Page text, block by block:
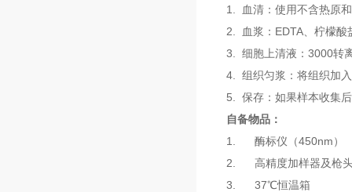
1. 血清：使用不含热原
2. 血浆：EDTA、柠檬酸
3. 细胞上清液：3000转
4. 组织匀浆：将组织加
5. 保存：如果样本收集
自备物品：
1. 酶标仪（450nm）
2. 高精度加样器及枪头
3. 37℃恒温箱